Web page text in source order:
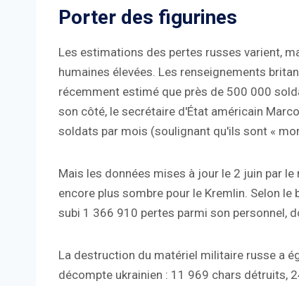
Porter des figurines
Les estimations des pertes russes varient,
humaines élevées. Les renseignements
récemment estimé que près de 500 000
son côté, le secrétaire d'État américain
soldats par mois (soulignant qu'ils sont «
Mais les données mises à jour le 2 juin par
encore plus sombre pour le Kremlin. Selon
subi 1 366 910 pertes parmi son personnel,
La destruction du matériel militaire russe a
décompte ukrainien : 11 969 chars détruits,